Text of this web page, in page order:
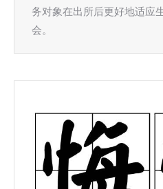
务对象在出所后更好地适应
会。